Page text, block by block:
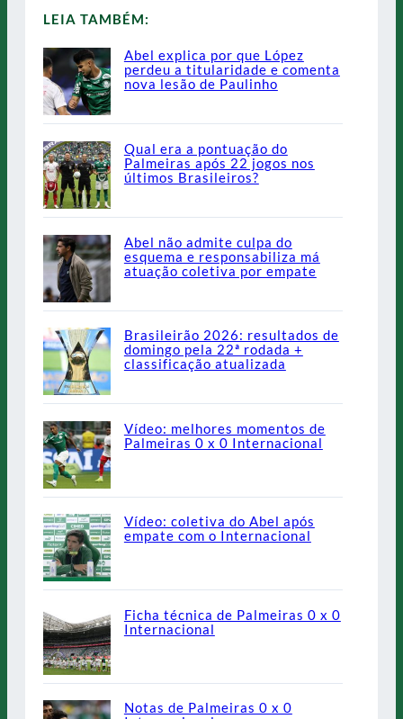
LEIA TAMBÉM:
Abel explica por que López
perdeu a titularidade e comenta
nova lesão de Paulinho
Qual era a pontuação do
Palmeiras após 22 jogos nos
últimos Brasileiros?
Abel não admite culpa do
esquema e responsabiliza má
atuação coletiva por empate
Brasileirão 2026: resultados de
domingo pela 22ª rodada +
classificação atualizada
Vídeo: melhores momentos de
Palmeiras 0 x 0 Internacional
Vídeo: coletiva do Abel após
empate com o Internacional
Ficha técnica de Palmeiras 0 x 0
Internacional
Notas de Palmeiras 0 x 0